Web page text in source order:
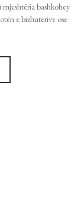
bashkohey
e bizhuterive ose